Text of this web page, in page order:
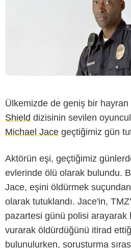
Ülkemizde de geniş bir
Shield dizisinin sevilen
Michael Jace geçtiğimiz gün
Aktörün eşi, geçtiğimiz
evlerinde ölü olarak bulundu.
Jace, eşini öldürmek
olarak tutuklandı. Jace'in,
pazartesi günü polisi arayarak
vurarak öldürdüğünü itirad
bulunulurken, soruşturma